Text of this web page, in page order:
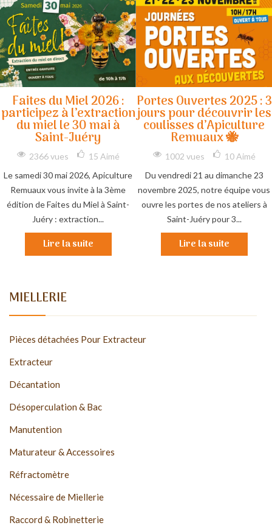
MIELLERIE
Pièces détachées Pour Extracteur
Extracteur
Décantation
Désoperculation & Bac
Manutention
Maturateur & Accessoires
Réfractomètre
Nécessaire de Miellerie
Raccord & Robinetterie
Faites du Miel 2026 :
participez à l’extraction
du miel le 30 mai à
Saint-Juéry
2366 vues 15 Aimé
Le samedi 30 mai 2026, Apiculture
Remuaux vous invite à la 3ème
édition de Faites du Miel à Saint-
Juéry : extraction...
Lire la suite
Portes Ouvertes 2025 : 3
jours pour découvrir les
coulisses d’Apiculture
Remuaux 🐝
1002 vues 10 Aimé
Du vendredi 21 au dimanche 23
novembre 2025, notre équipe vous
ouvre les portes de nos ateliers à
Saint-Juéry pour 3...
Lire la suite